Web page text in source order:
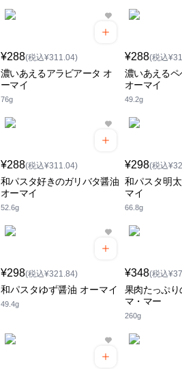
¥288(税込¥311.04)
濃いあえるアラビアータ オ
ーマイ
76g
¥288(税込
濃いあえるペ
オーマイ
49.2g
¥288(税込¥311.04)
和パスタ好きのガリバタ醤油
オーマイ
52.6g
¥298(税込
和パスタ明
マイ
66.8g
¥298(税込¥321.84)
和パスタゆず醤油 オーマイ
49.4g
¥348(税込
果肉たっぷり
マ・マー
260g